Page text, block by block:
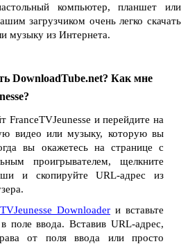
компьютер, планшет или
загрузчиком очень легко скачать
музыку из Интернета.
DownloadTube.net? Как мне
FranceTVJeunesse и перейдите на
видео или музыку, которую вы
вы окажетесь на странице с
проигрывателем, щелкните
и скопируйте URL-адрес из
Downloader и вставьте
поле ввода. Вставив URL-адрес,
от поля ввода или просто